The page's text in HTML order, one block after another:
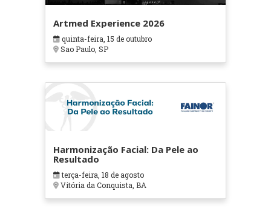
Artmed Experience 2026
quinta-feira, 15 de outubro
Sao Paulo, SP
Harmonização Facial: Da Pele ao
Resultado
terça-feira, 18 de agosto
Vitória da Conquista, BA